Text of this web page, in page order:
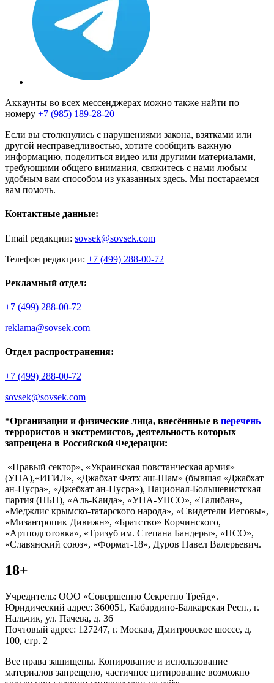
Аккаунты во всех мессенджерах можно также найти по
номеру +7 (985) 189-28-20
Если вы столкнулись с нарушениями закона, взятками или
другой несправедливостью, хотите сообщить важную
информацию, поделиться видео или другими материалами,
требующими общего внимания, свяжитесь с нами любым
удобным вам способом из указанных здесь. Мы постараемся
вам помочь.
Контактные данные:
Email редакции: sovsek@sovsek.com
Телефон редакции: +7 (499) 288-00-72
Рекламный отдел:
+7 (499) 288-00-72
reklama@sovsek.com
Отдел распространения:
+7 (499) 288-00-72
sovsek@sovsek.com
*Организации и физические лица, внесённные в перечень
террористов и экстремистов, деятельность которых
запрещена в Российской Федерации:
«Правый сектор», «Украинская повстанческая армия»
(УПА),«ИГИЛ», «Джабхат Фатх аш-Шам» (бывшая «Джабхат
ан-Нусра», «Джебхат ан-Нусра»), Национал-Большевистская
партия (НБП), «Аль-Каида», «УНА-УНСО», «Талибан»,
«Меджлис крымско-татарского народа», «Свидетели Иеговы»,
«Мизантропик Дивижн», «Братство» Корчинского,
«Артподготовка», «Тризуб им. Степана Бандеры», «НСО»,
«Славянский союз», «Формат-18», Дуров Павел Валерьевич.
18+
Учредитель: ООО «Совершенно Секретно Трейд».
Юридический адрес: 360051, Кабардино-Балкарская Респ., г.
Нальчик, ул. Пачева, д. 36
Почтовый адрес: 127247, г. Москва, Дмитровское шоссе, д.
100, стр. 2
Все права защищены. Копирование и использование
материалов запрещено, частичное цитирование возможно